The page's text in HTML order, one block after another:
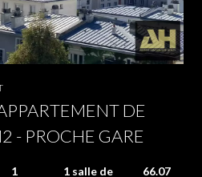
DE
- PROCHE GARE
1
1 salle de
66.07